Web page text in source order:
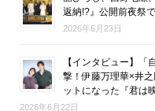
返納!?』公開前夜祭
2026年6月23日
【インタビュー】
撃！伊藤万理華×井
ットになった『君は
2026年6月22日